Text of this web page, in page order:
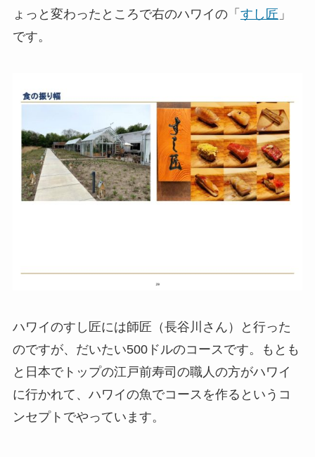
ょっと変わったところで右のハワイの「 すし匠 」
です。
ハワイのすし匠には師匠（長谷川さん）と行った
のですが、だいたい500ドルのコースです。もとも
と日本でトップの江戸前寿司の職人の方がハワイ
に行かれて、ハワイの魚でコースを作るというコ
ンセプトでやっています。